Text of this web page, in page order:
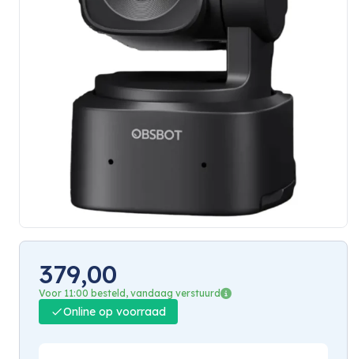
379,00
Voor 11:00 besteld, vandaag verstuurd
Online op voorraad